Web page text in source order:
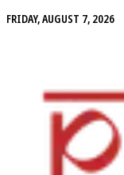
FRIDAY, AUGUST 7, 2026